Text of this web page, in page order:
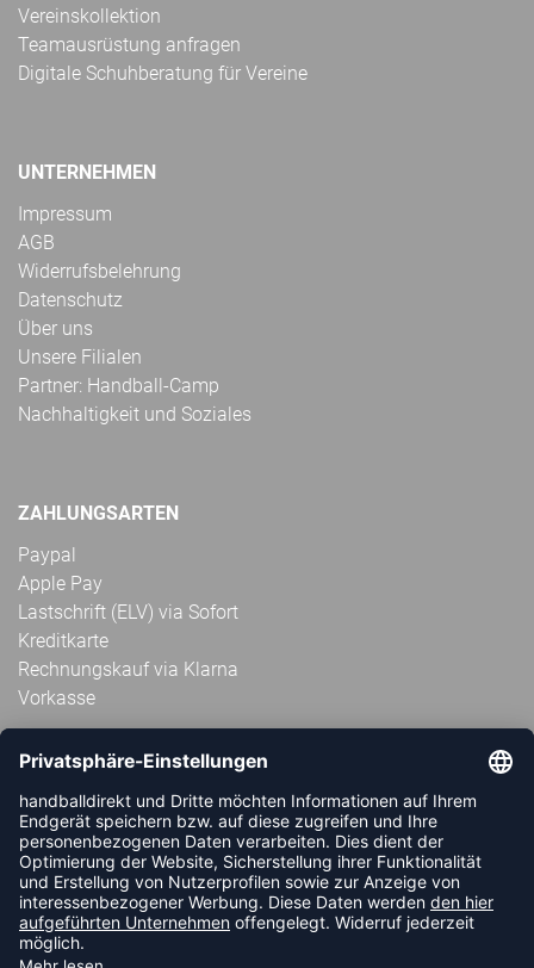
Vereinskollektion
Teamausrüstung anfragen
Digitale Schuhberatung für Vereine
UNTERNEHMEN
Impressum
AGB
Widerrufsbelehrung
Datenschutz
Über uns
Unsere Filialen
Partner: Handball-Camp
Nachhaltigkeit und Soziales
ZAHLUNGSARTEN
Paypal
Apple Pay
Lastschrift (ELV) via Sofort
Kreditkarte
Rechnungskauf via Klarna
Vorkasse
ABONNIERE JETZT DEN KOSTENLOSEN
HANDBALLDIREKT-NEWSLETTER UND VERPASSE KEINE
NEUIGKEIT ODER AKTION MEHR.
JETZT ANMELDEN